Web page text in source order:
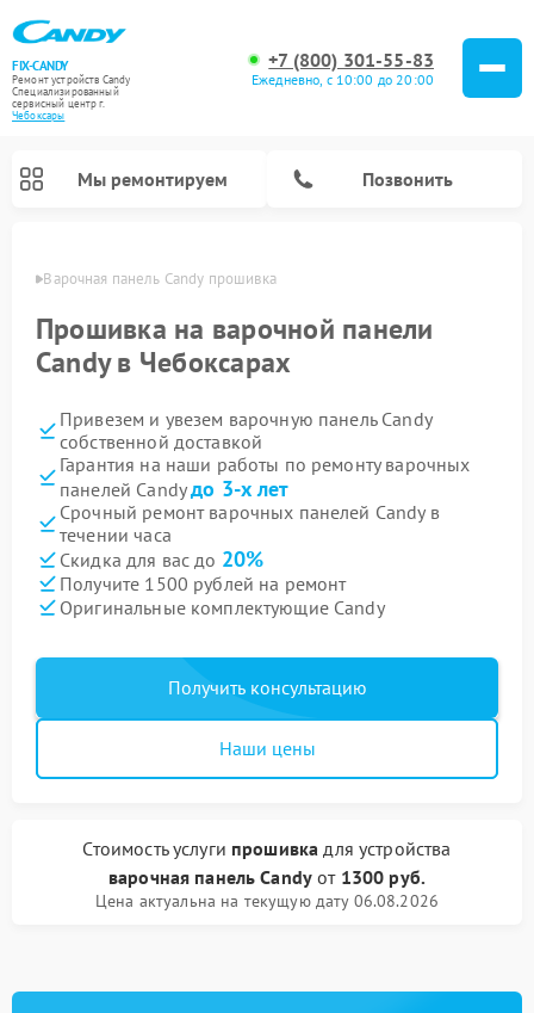
FIX-CANDY
Ремонт устройств Candy
Специализированный
cервисный центр г.
Чебоксары
+7 (800) 301-55-83
Ежедневно, с 10:00 до 20:00
Мы ремонтируем Позвонить
Варочная панель Candy прошивка
Прошивка на варочной панели
Candy в Чебоксарах
Привезем и увезем варочную панель Candy
собственной доставкой
Гарантия на наши работы по ремонту варочных
панелей Candyдо 3-х лет
Срочный ремонт варочных панелей Candy в
течении часа
Скидка для вас до 20%
Получите 1500 рублей на ремонт
Оригинальные комплектующие Candy
Получить консультацию
Наши цены
Стоимость услуги прошивка для устройства
варочная панель Candy от 1300 руб.
Цена актуальна на текущую дату 06.08.2026